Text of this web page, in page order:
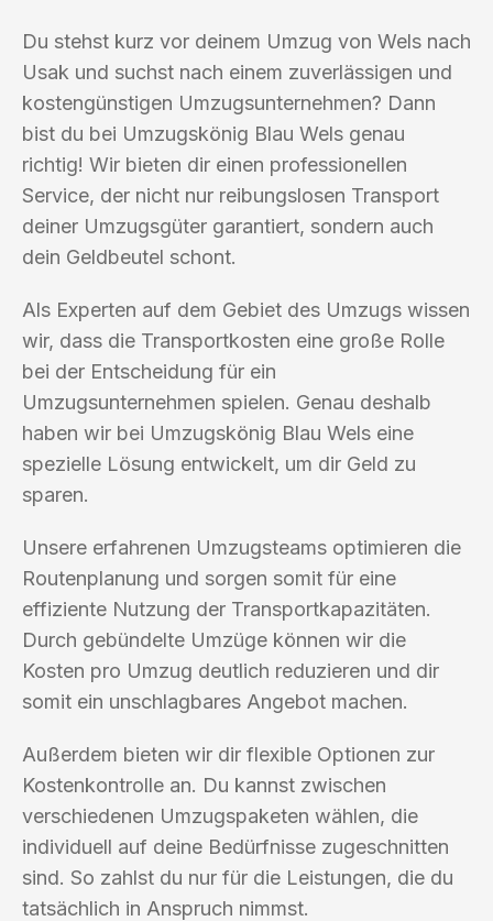
Du stehst kurz vor deinem Umzug von Wels nach
Usak und suchst nach einem zuverlässigen und
kostengünstigen Umzugsunternehmen? Dann
bist du bei Umzugskönig Blau Wels genau
richtig! Wir bieten dir einen professionellen
Service, der nicht nur reibungslosen Transport
deiner Umzugsgüter garantiert, sondern auch
dein Geldbeutel schont.
Als Experten auf dem Gebiet des Umzugs wissen
wir, dass die Transportkosten eine große Rolle
bei der Entscheidung für ein
Umzugsunternehmen spielen. Genau deshalb
haben wir bei Umzugskönig Blau Wels eine
spezielle Lösung entwickelt, um dir Geld zu
sparen.
Unsere erfahrenen Umzugsteams optimieren die
Routenplanung und sorgen somit für eine
effiziente Nutzung der Transportkapazitäten.
Durch gebündelte Umzüge können wir die
Kosten pro Umzug deutlich reduzieren und dir
somit ein unschlagbares Angebot machen.
Außerdem bieten wir dir flexible Optionen zur
Kostenkontrolle an. Du kannst zwischen
verschiedenen Umzugspaketen wählen, die
individuell auf deine Bedürfnisse zugeschnitten
sind. So zahlst du nur für die Leistungen, die du
tatsächlich in Anspruch nimmst.